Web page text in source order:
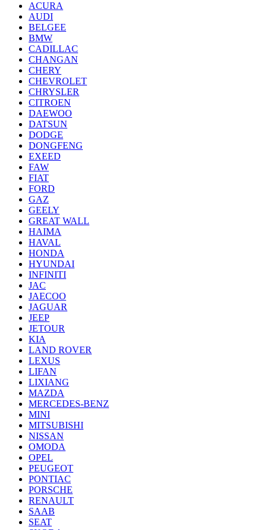
ACURA
AUDI
BELGEE
BMW
CADILLAC
CHANGAN
CHERY
CHEVROLET
CHRYSLER
CITROEN
DAEWOO
DATSUN
DODGE
DONGFENG
EXEED
FAW
FIAT
FORD
GAZ
GEELY
GREAT WALL
HAIMA
HAVAL
HONDA
HYUNDAI
INFINITI
JAC
JAECOO
JAGUAR
JEEP
JETOUR
KIA
LAND ROVER
LEXUS
LIFAN
LIXIANG
MAZDA
MERCEDES-BENZ
MINI
MITSUBISHI
NISSAN
OMODA
OPEL
PEUGEOT
PONTIAC
PORSCHE
RENAULT
SAAB
SEAT